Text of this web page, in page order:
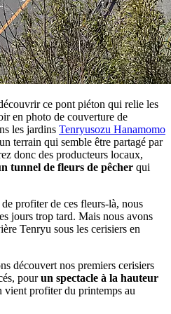
ce pont piéton qui relie les
en photo de couverture de
les jardins Tenryusozu Hanamomo
terrain qui semble être partagé par
donc des producteurs locaux,
tunnel de fleurs de pêcher qui
profiter de ces fleurs-là, nous
jours trop tard. Mais nous avons
Tenryu sous les cerisiers en
découvert nos premiers cerisiers
pourun spectacle à la hauteur
vient profiter du printemps au